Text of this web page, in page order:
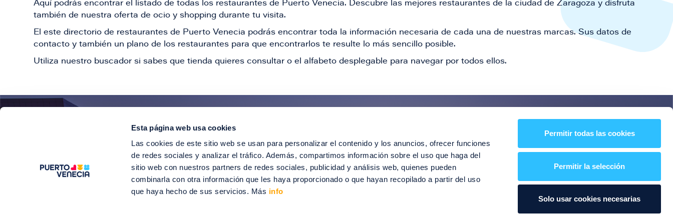
Esta página web usa cookies
Las cookies de este sitio web se usan para personalizar el contenido y los anuncios, ofrecer funciones
de redes sociales y analizar el tráfico. Además, compartimos información sobre el uso que haga del
sitio web con nuestros partners de redes sociales, publicidad y análisis web, quienes pueden
combinarla con otra información que les haya proporcionado o que hayan recopilado a partir del uso
que haya hecho de sus servicios. Más info
Permitir todas las cookies
Permitir la selección
Solo usar cookies necesarias
Aquí podrás encontrar el listado de todas los restaurantes de Puerto Venecia. Descubre las mejores restaurantes de la ciudad de Zaragoza y disfruta
también de nuestra oferta de ocio y shopping durante tu visita.
El este directorio de restaurantes de Puerto Venecia podrás encontrar toda la información necesaria de cada una de nuestras marcas. Sus datos de
contacto y también un plano de los restaurantes para que encontrarlos te resulte lo más sencillo posible.
Utiliza nuestro buscador si sabes que tienda quieres consultar o el alfabeto desplegable para navegar por todos ellos.
¡Entérate de todas nuestras novedades!
Suscríbete para recibir ofertas especiales, descuentos, eventos y mucho más
SUSCRÍBETE